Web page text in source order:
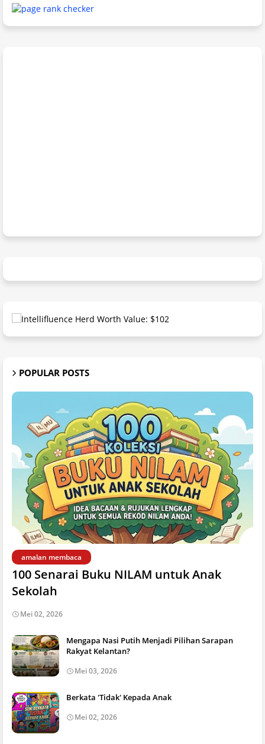
POPULAR POSTS
amalan membaca
100 Senarai Buku NILAM untuk Anak
Sekolah
Mei 02, 2026
Mengapa Nasi Putih Menjadi Pilihan Sarapan
Rakyat Kelantan?
Mei 03, 2026
Berkata 'Tidak' Kepada Anak
Mei 02, 2026